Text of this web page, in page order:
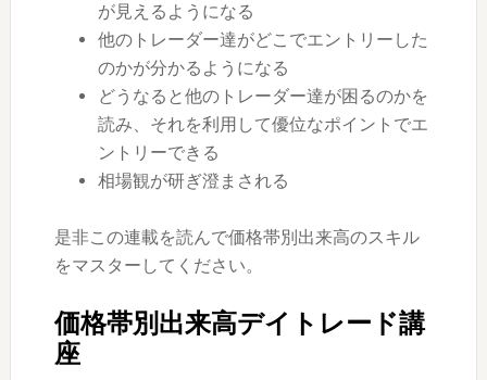
が見えるようになる
他のトレーダー達がどこでエントリーした
のかが分かるようになる
どうなると他のトレーダー達が困るのかを
読み、それを利用して優位なポイントでエ
ントリーできる
相場観が研ぎ澄まされる
是非この連載を読んで価格帯別出来高のスキル
をマスターしてください。
価格帯別出来高デイトレード講
座